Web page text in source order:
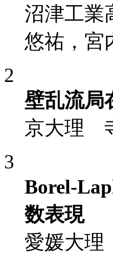
沼津工業
悠祐，宮
2
壁乱流局
京大理
3
Borel-
数表現
愛媛大